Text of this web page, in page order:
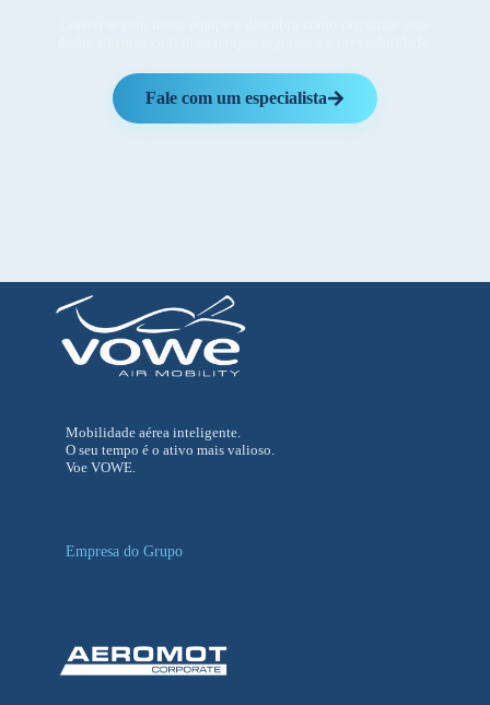
Fale com um especialista
Mobilidade aérea inteligente.
O seu tempo é o ativo mais valioso.
Voe VOWE.
Empresa do Grupo